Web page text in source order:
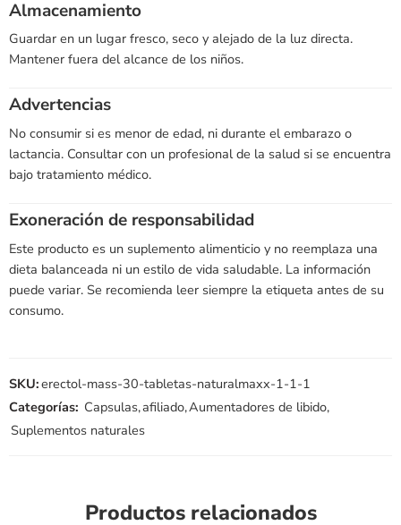
Almacenamiento
Guardar en un lugar fresco, seco y alejado de la luz directa.
Mantener fuera del alcance de los niños.
Advertencias
No consumir si es menor de edad, ni durante el embarazo o
lactancia. Consultar con un profesional de la salud si se encuentra
bajo tratamiento médico.
Exoneración de responsabilidad
Este producto es un suplemento alimenticio y no reemplaza una
dieta balanceada ni un estilo de vida saludable. La información
puede variar. Se recomienda leer siempre la etiqueta antes de su
consumo.
SKU:erectol-mass-30-tabletas-naturalmaxx-1-1-1
Categorías: Capsulas,afiliado,Aumentadores de libido,
Suplementos naturales
Productos relacionados